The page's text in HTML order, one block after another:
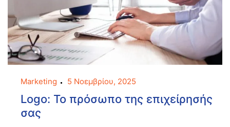
Marketing 5 Νοεμβρίου, 2025
Logo: Το πρόσωπο της επιχείρησής
σας